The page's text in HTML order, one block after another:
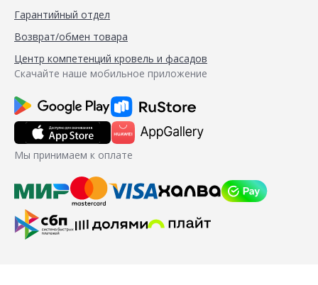
Гарантийный отдел
Возврат/обмен товара
Центр компетенций кровель и фасадов
Скачайте наше мобильное приложение
Мы принимаем к оплате